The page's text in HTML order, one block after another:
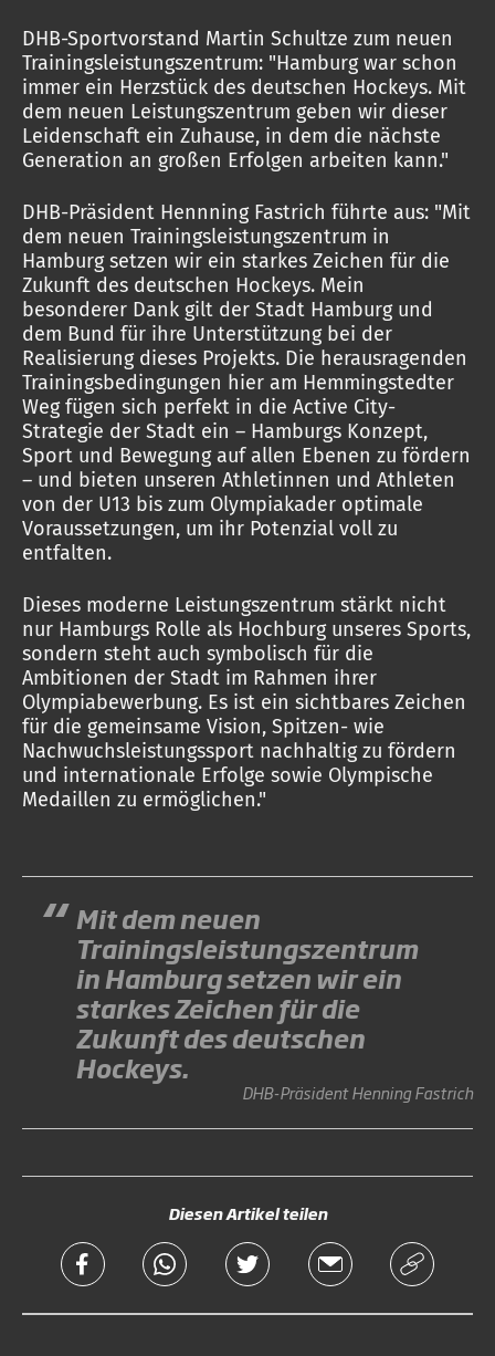
DHB-Sportvorstand Martin Schultze zum neuen
Trainingsleistungszentrum: "Hamburg war schon
immer ein Herzstück des deutschen Hockeys. Mit
dem neuen Leistungszentrum geben wir dieser
Leidenschaft ein Zuhause, in dem die nächste
Generation an großen Erfolgen arbeiten kann."
DHB-Präsident Hennning Fastrich führte aus: "Mit
dem neuen Trainingsleistungszentrum in
Hamburg setzen wir ein starkes Zeichen für die
Zukunft des deutschen Hockeys. Mein
besonderer Dank gilt der Stadt Hamburg und
dem Bund für ihre Unterstützung bei der
Realisierung dieses Projekts. Die herausragenden
Trainingsbedingungen hier am Hemmingstedter
Weg fügen sich perfekt in die Active City-
Strategie der Stadt ein – Hamburgs Konzept,
Sport und Bewegung auf allen Ebenen zu fördern
– und bieten unseren Athletinnen und Athleten
von der U13 bis zum Olympiakader optimale
Voraussetzungen, um ihr Potenzial voll zu
entfalten.
Dieses moderne Leistungszentrum stärkt nicht
nur Hamburgs Rolle als Hochburg unseres Sports,
sondern steht auch symbolisch für die
Ambitionen der Stadt im Rahmen ihrer
Olympiabewerbung. Es ist ein sichtbares Zeichen
für die gemeinsame Vision, Spitzen- wie
Nachwuchsleistungssport nachhaltig zu fördern
und internationale Erfolge sowie Olympische
Medaillen zu ermöglichen."
Mit dem neuen
Trainingsleistungszentrum
in Hamburg setzen wir ein
starkes Zeichen für die
Zukunft des deutschen
Hockeys.
DHB-Präsident Henning Fastrich
Diesen Artikel teilen